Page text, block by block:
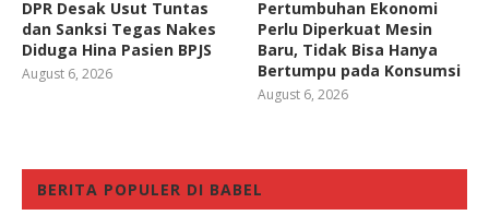
DPR Desak Usut Tuntas
dan Sanksi Tegas Nakes
Diduga Hina Pasien BPJS
August 6, 2026
Pertumbuhan Ekonomi
Perlu Diperkuat Mesin
Baru, Tidak Bisa Hanya
Bertumpu pada Konsumsi
August 6, 2026
BERITA POPULER DI BABEL